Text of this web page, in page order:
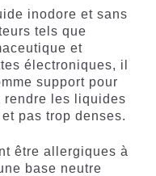
inodore et sans
tels que
et
électroniques, il
support pour
rendre les liquides
pas trop denses.
être allergiques à
base neutre